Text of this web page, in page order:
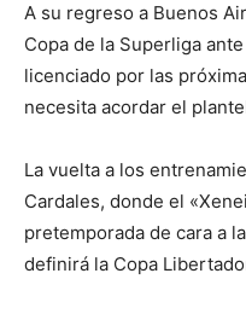
A su regreso a Buenos
Copa de la Superliga
licenciado por las
necesita acordar el
La vuelta a los
Cardales, donde el
pretemporada de cara a
definirá la Copa